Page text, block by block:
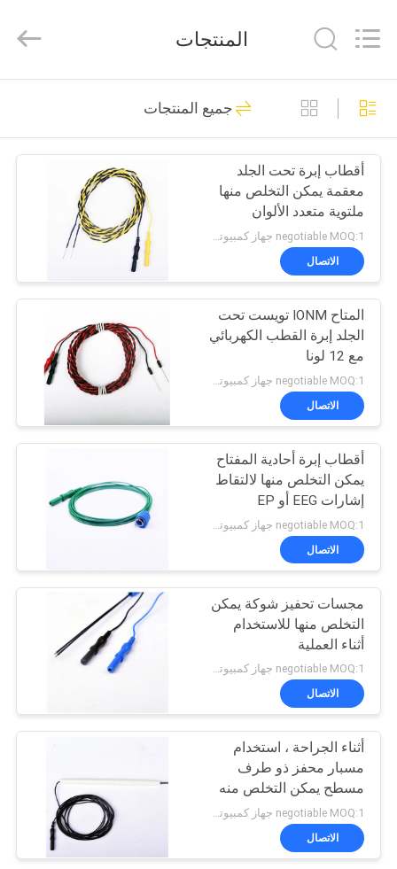
منزل،
بيت
منتجات
معلومات
جولة
المعمل
مراقبة
الجودة
اتصل
أخبار
اطلب
اقتباس
خريطة
الموقع
PRIVACY
Electronics
Co.,Ltd..
Reserved.
إبرة متحدة المركز
الكهربائي
12
أقطاب EMG إبرة
17
إبرة متحدة المركز
EMG
23
أقطاب الإبرة تحت
الجلد
18
18
المنتجات
جميع المنتجات
أقطاب إبرة تحت الجلد
معقمة يمكن التخلص منها
ملتوية متعدد الألوان
negotiable MOQ:1 جهاز كمبيوتر شخصى
الاتصال
المتاح IONM تويست تحت
الجلد إبرة القطب الكهربائي
مع 12 لونا
negotiable MOQ:1 جهاز كمبيوتر شخصى
الاتصال
أقطاب إبرة أحادية المفتاح
يمكن التخلص منها لالتقاط
إشارات EEG أو EP
negotiable MOQ:1 جهاز كمبيوتر شخصى
الاتصال
مجسات تحفيز شوكة يمكن
التخلص منها للاستخدام
أثناء العملية
negotiable MOQ:1 جهاز كمبيوتر شخصى
الاتصال
أثناء الجراحة ، استخدام
مسبار محفز ذو طرف
مسطح يمكن التخلص منه
معقم باستخدام ETO
negotiable MOQ:1 جهاز كمبيوتر شخصى
الاتصال